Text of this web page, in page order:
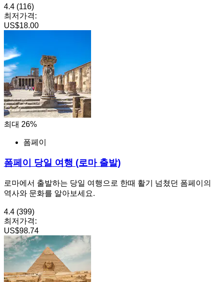
4.4 (116)
최저가격:
US$18.00
최대 26%
폼페이
폼페이 당일 여행 (로마 출발)
로마에서 출발하는 당일 여행으로 한때 활기 넘쳤던 폼페이의
역사와 문화를 알아보세요.
4.4 (399)
최저가격:
US$98.74